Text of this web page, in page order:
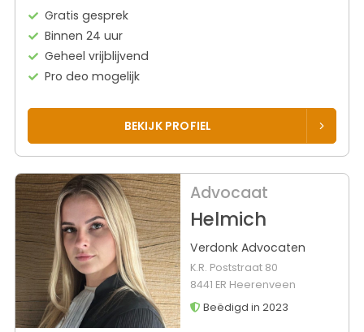
Gratis gesprek
Binnen 24 uur
Geheel vrijblijvend
Pro deo mogelijk
BEKIJK PROFIEL
Advocaat
Helmich
Verdonk Advocaten
K.R. Poststraat 80
8441 ER Heerenveen
Beëdigd in 2023